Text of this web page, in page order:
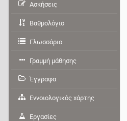
Ασκήσεις
Βαθμολόγιο
Γλωσσάριο
Γραμμή μάθησης
Έγγραφα
Εννοιολογικός χάρτης
Εργασίες